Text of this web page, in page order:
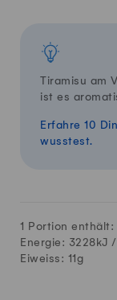
Tiramisu am
ist es
Erfahre 10
wusstest.
1 Portion enthält:
Energie: 3228kJ /
Eiweiss: 11 g